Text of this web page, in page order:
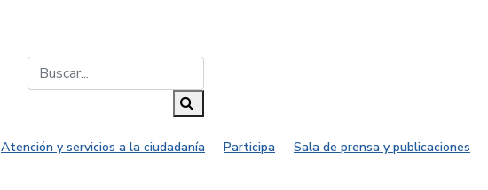
Atención y servicios a la ciudadanía Participa Sala de prensa y publicaciones